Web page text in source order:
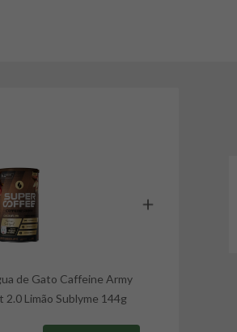
de Gato Caffeine Army
2.0 Limão Sublyme 144g